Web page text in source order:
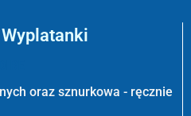
oraz sznurkowa - ręcznie